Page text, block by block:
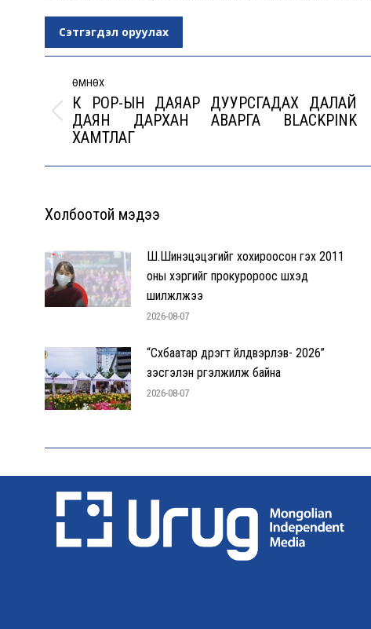
Сэтгэгдэл оруулах
navigation
ӨМНӨХ
Previous
post:
К POP-ЫН ДАЯАР ДУУРСГАДАX ДАЛАЙ
ДАЯН ДАРXАН АВАРГА BLACKPINK
XАМТЛАГ
Холбоотой мэдээ
Ш.Шинэцэцэгийг хохироосон гэх 2011
оны хэргийг прокуророос шүүхэд
шилжүүлжээ
2026-08-07
“Сүхбаатар дүүрэгт үйлдвэрлэв- 2026”
үзэсгэлэн үргэлжилж байна
2026-08-07